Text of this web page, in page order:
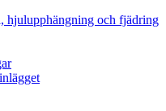
hjulupphängning och fjädring